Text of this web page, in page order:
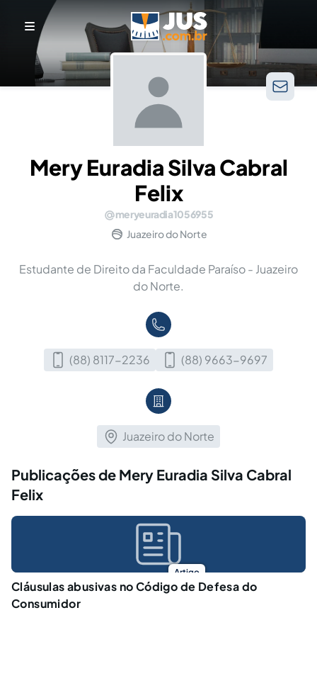
Mery Euradia Silva Cabral
Felix
meryeuradia1056955
Juazeiro do Norte
Estudante de Direito da Faculdade Paraíso - Juazeiro
do Norte.
(88) 8117-2236 (88) 9663-9697
Juazeiro do Norte
Publicações de Mery Euradia Silva Cabral
Felix
Artigo
Cláusulas abusivas no Código de Defesa do
Consumidor